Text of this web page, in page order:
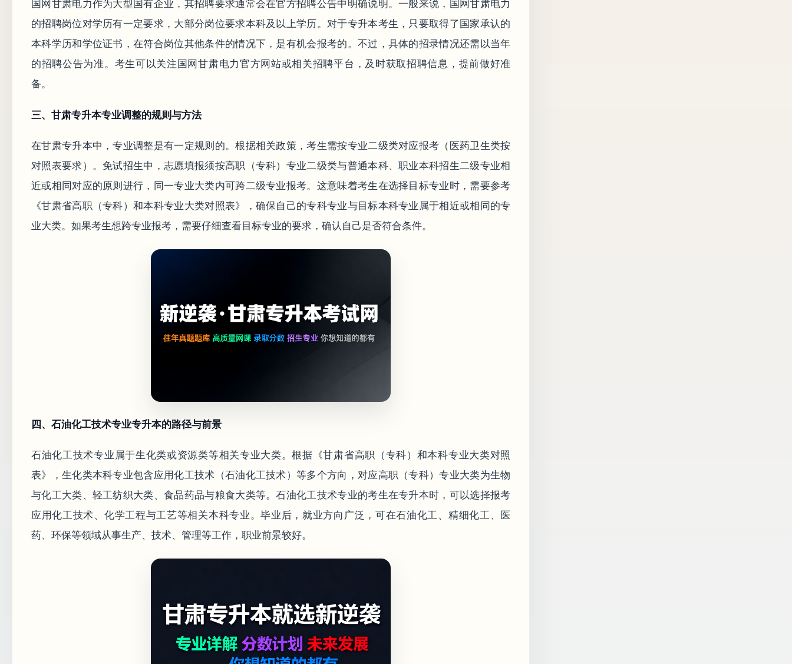
国网甘肃电力作为大型国有企业，其招聘要求通常会在官方招聘公告中明确说明。一般来说，国网甘肃电力
的招聘岗位对学历有一定要求，大部分岗位要求本科及以上学历。对于专升本考生，只要取得了国家承认的
本科学历和学位证书，在符合岗位其他条件的情况下，是有机会报考的。不过，具体的招录情况还需以当年
的招聘公告为准。考生可以关注国网甘肃电力官方网站或相关招聘平台，及时获取招聘信息，提前做好准
备。
三、甘肃专升本专业调整的规则与方法
在甘肃专升本中，专业调整是有一定规则的。根据相关政策，考生需按专业二级类对应报考（医药卫生类按
对照表要求）。免试招生中，志愿填报须按高职（专科）专业二级类与普通本科、职业本科招生二级专业相
近或相同对应的原则进行，同一专业大类内可跨二级专业报考。这意味着考生在选择目标专业时，需要参考
《甘肃省高职（专科）和本科专业大类对照表》，确保自己的专科专业与目标本科专业属于相近或相同的专
业大类。如果考生想跨专业报考，需要仔细查看目标专业的要求，确认自己是否符合条件。
四、石油化工技术专业专升本的路径与前景
石油化工技术专业属于生化类或资源类等相关专业大类。根据《甘肃省高职（专科）和本科专业大类对照
表》，生化类本科专业包含应用化工技术（石油化工技术）等多个方向，对应高职（专科）专业大类为生物
与化工大类、轻工纺织大类、食品药品与粮食大类等。石油化工技术专业的考生在专升本时，可以选择报考
应用化工技术、化学工程与工艺等相关本科专业。毕业后，就业方向广泛，可在石油化工、精细化工、医
药、环保等领域从事生产、技术、管理等工作，职业前景较好。